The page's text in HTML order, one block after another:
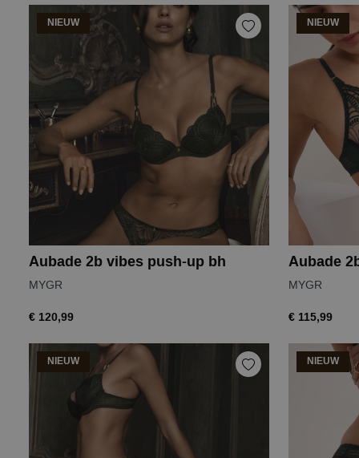
NIEUW
Aubade 2b vibes push-up bh
MYGR
€ 120,99
NIEUW
Aubade
MYGR
€ 115,99
NIEUW NIEUW